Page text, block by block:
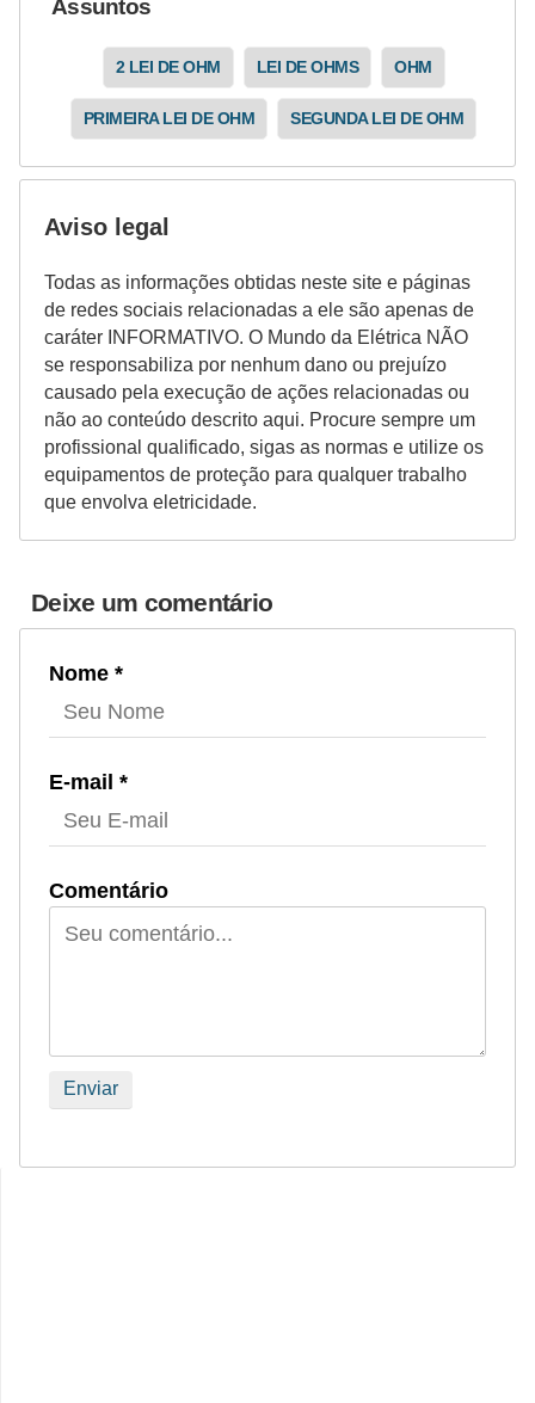
Assuntos
2 LEI DE OHM LEI DE OHMS OHM
PRIMEIRA LEI DE OHM SEGUNDA LEI DE OHM
Aviso legal
Todas as informações obtidas neste site e páginas
de redes sociais relacionadas a ele são apenas de
caráter INFORMATIVO. O Mundo da Elétrica NÃO
se responsabiliza por nenhum dano ou prejuízo
causado pela execução de ações relacionadas ou
não ao conteúdo descrito aqui. Procure sempre um
profissional qualificado, sigas as normas e utilize os
equipamentos de proteção para qualquer trabalho
que envolva eletricidade.
Deixe um comentário
Nome *
E-mail *
Comentário